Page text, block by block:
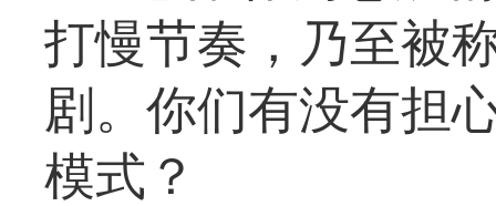
打慢节奏，乃至被
剧。你们有没有担
模式？